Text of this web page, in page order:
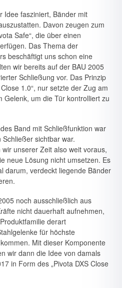
Idee fasziniert, Bänder mit
Davon zeugen zum
Safe“, die über einen
Das Thema der
beschäftigt uns schon eine
wir bereits auf der BAU 2005
Schließung vor. Das Prinzip
1.0“, nur setzte der Zug am
Gelenk, um die Tür kontrolliert zu
Band mit Schließfunktion war
sichtbar war.
unserer Zeit also weit voraus,
neue Lösung nicht umsetzen. Es
darum, verdeckt liegende Bänder
noch ausschließlich aus
nicht dauerhaft aufnehmen,
derart
für höchste
Mit dieser Kom­ponente
wir dann die Idee von damals
in Form des „Pivota DXS Close